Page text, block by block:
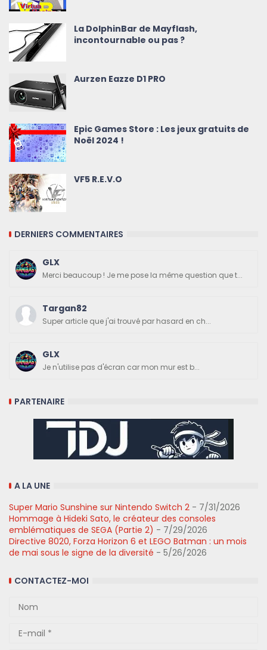
La DolphinBar de Mayflash,
incontournable ou pas ?
Aurzen Eazze D1 PRO
Epic Games Store : Les jeux gratuits de
Noël 2024 !
VF5 R.E.V.O
DERNIERS COMMENTAIRES
GLX
Merci beaucoup ! Je me pose la même question que t...
Targan82
Super article que j'ai trouvé par hasard en ch...
GLX
Je n'utilise pas d'écran car mon mur est b...
PARTENAIRE
A LA UNE
Super Mario Sunshine sur Nintendo Switch 2 - 7/31/2026
Hommage à Hideki Sato, le créateur des consoles
emblématiques de SEGA (Partie 2) - 7/29/2026
Directive 8020, Forza Horizon 6 et LEGO Batman : un mois
de mai sous le signe de la diversité - 5/26/2026
CONTACTEZ-MOI